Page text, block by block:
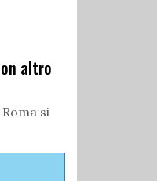
altro
si